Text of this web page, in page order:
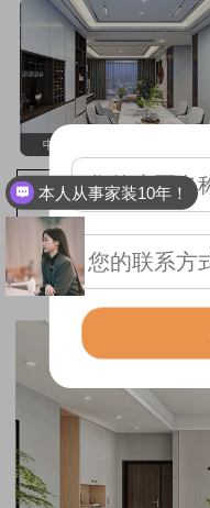
本人从事家装10年！